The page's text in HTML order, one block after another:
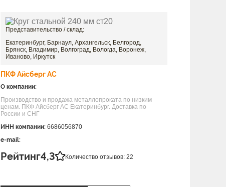
Представительство / склад:
Екатеринбург, Барнаул, Архангельск, Белгород,
Брянск, Владимир, Волгоград, Вологда, Воронеж,
Иваново, Иркутск
ПКФ Айсберг АС
О компании:
Производство и продажа металлопроката по низким
ценам. ПКФ Айсберг АС Екатеринбург. Доставка по
России и СНГ
ИНН компании: 6686056870
e-mail:
Рейтинг4,3 Количество отзывов: 22